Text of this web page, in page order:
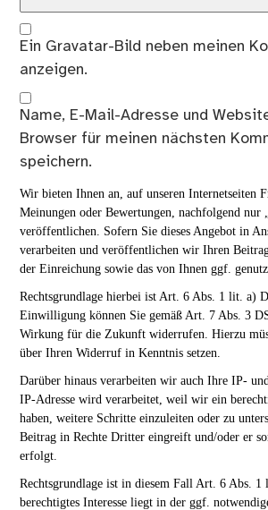
Ein Gravatar-Bild neben meinen
anzeigen.
Name, E-Mail-Adresse und
Browser für meinen nächsten
speichern.
Wir bieten Ihnen an, auf unseren Internetseiten
Meinungen oder Bewertungen, nachfolgend nur
veröffentlichen. Sofern Sie dieses Angebot in
verarbeiten und veröffentlichen wir Ihren
der Einreichung sowie das von Ihnen ggf.
Rechtsgrundlage hierbei ist Art. 6 Abs. 1 lit. a)
Einwilligung können Sie gemäß Art. 7 Abs. 3
Wirkung für die Zukunft widerrufen. Hierzu
über Ihren Widerruf in Kenntnis setzen.
Darüber hinaus verarbeiten wir auch Ihre IP-
IP-Adresse wird verarbeitet, weil wir ein
haben, weitere Schritte einzuleiten oder zu
Beitrag in Rechte Dritter eingreift und/oder er
erfolgt.
Rechtsgrundlage ist in diesem Fall Art. 6 Abs.
berechtigtes Interesse liegt in der ggf.